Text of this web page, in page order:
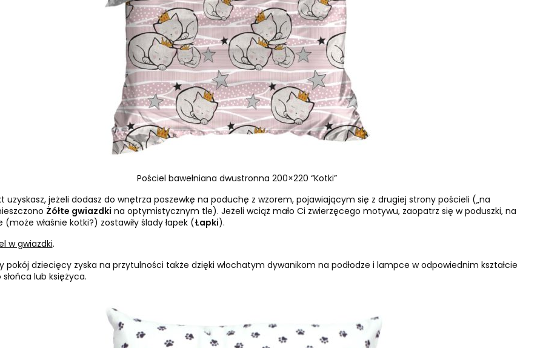
Pościel bawełniana dwustronna 200×220 “Kotki”
uzyskasz, jeżeli dodasz do wnętrza poszewkę na poduchę z wzorem, pojawiającym się z drugiej strony pościeli („na
Żółte gwiazdki na optymistycznym tle). Jeżeli wciąż mało Ci zwierzęcego motywu, zaopatrz się w poduszki, na
właśnie kotki?) zostawiły ślady łapek ( Łapki ).
w gwiazdki.
pokój dziecięcy zyska na przytulności także dzięki włochatym dywanikom na podłodze i lampce w odpowiednim kształcie
słońca lub księżyca.